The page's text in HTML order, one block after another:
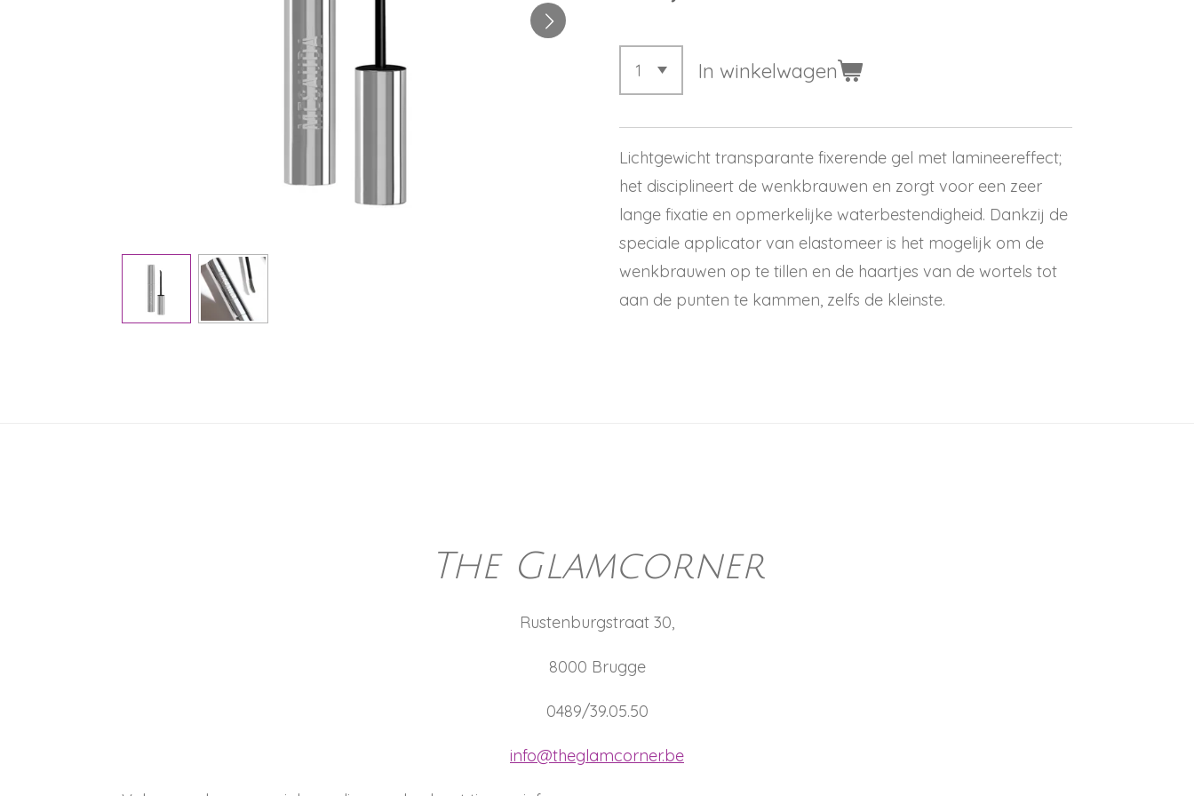
In winkelwagen
Lichtgewicht transparante fixerende gel met lamineereffect;
het disciplineert de wenkbrauwen en zorgt voor een zeer
lange fixatie en opmerkelijke waterbestendigheid. Dankzij de
speciale applicator van elastomeer is het mogelijk om de
wenkbrauwen op te tillen en de haartjes van de wortels tot
aan de punten te kammen, zelfs de kleinste.
The Glamcorner
Rustenburgstraat 30,
8000 Brugge
0489/39.05.50
info@theglamcorner.be